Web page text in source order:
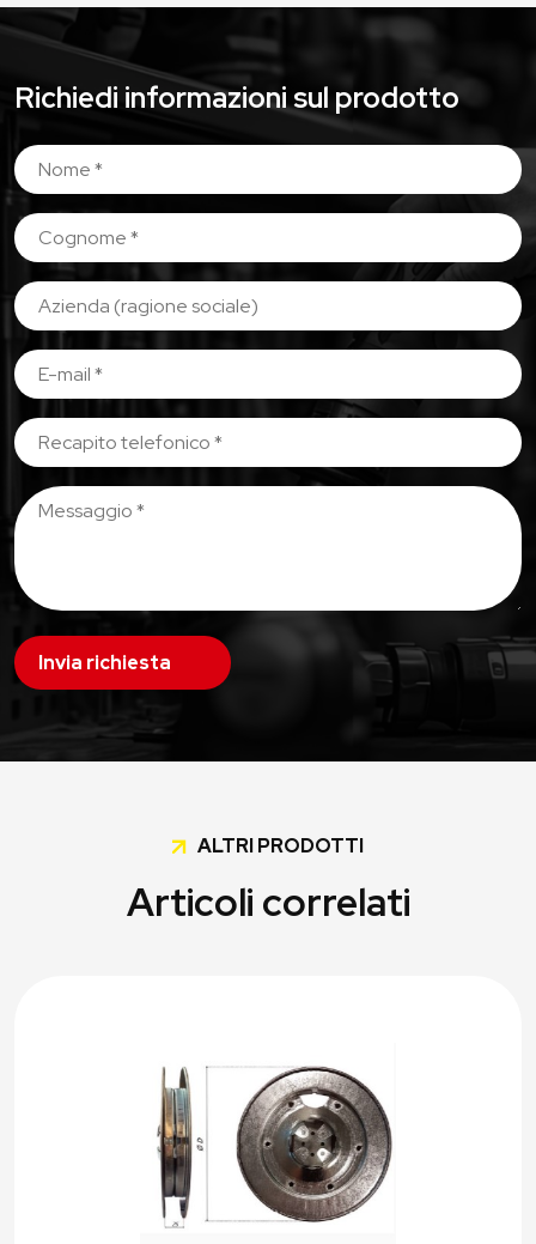
Richiedi informazioni sul prodotto
Invia richiesta
ALTRI PRODOTTI
Articoli correlati